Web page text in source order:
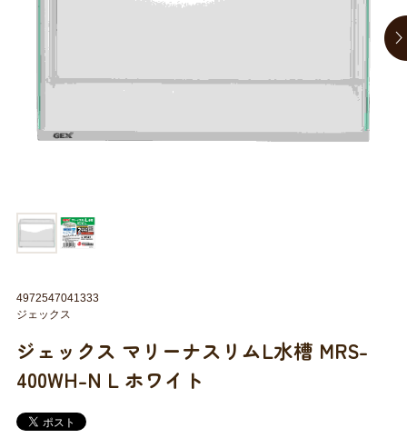
ジェックス マリーナスリムL水槽 MRS-
400WH-N L ホワイト
4972547041333
ジェックス